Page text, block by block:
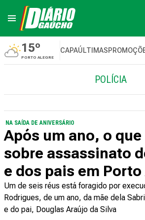
15º
PORTO ALEGRE
CAPAÚLTIMAS
POLÍCIA
NA SAÍDA DE ANIVERSÁRIO
Após um ano, o que
sobre assassinato
e dos pais em Porto
Um de seis réus está foragido por
Rodrigues, de um ano, da mãe dela
e do pai, Douglas Araújo da Silva